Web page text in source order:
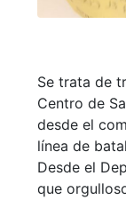
Se trata de
Centro de
desde el
línea de
Desde el
que